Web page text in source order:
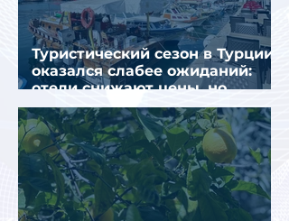
Туристический сезон в Турции
оказался слабее ожиданий:
отели снижают цены, но
загрузка остается низкой